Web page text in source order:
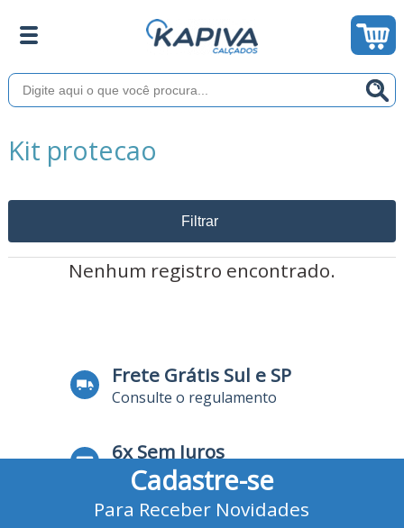
Kit protecao
Filtrar
Nenhum registro encontrado.
Frete Grátis Sul e SP
Consulte o regulamento
6x Sem Juros
no Cartão de Crédito
Cadastre-se
Para Receber Novidades